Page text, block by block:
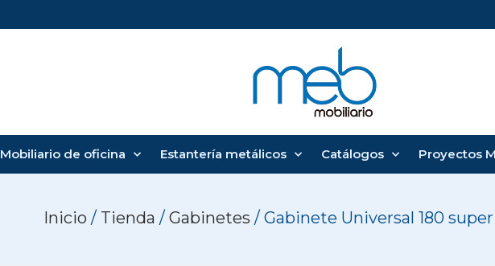
Mobiliario de oficina Estantería metálicos Catálogos Proyectos
Inicio / Tienda / Gabinetes / Gabinete Universal 180